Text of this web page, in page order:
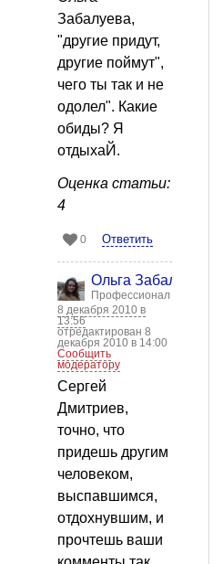
Забалуева,
"другие придут,
другие поймут",
чего ты так и не
одолел". Какие
обиды? Я
отдыхаЙ.
Оценка статьи:
4
0 Ответить
Ольга Забалуева
Профессионал
8 декабря 2010 в
13:56
отредактирован 8
декабря 2010 в 14:00
Сообщить
модератору
Сергей
Дмитриев,
точно, что
придешь другим
человеком,
выспавшимся,
отдохнувшим, и
прочтешь ваши